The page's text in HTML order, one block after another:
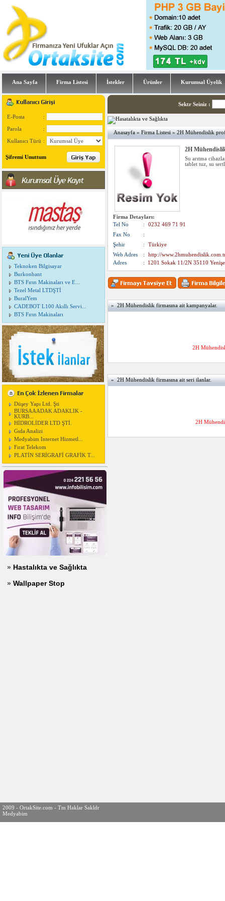
Ana Sayfa Firma Listesi İstekler Ürünler Kurumsal Üyelik
E-Posta :
Parola :
Kullanıcı Türü :
Şifremi Unuttum
Teknoken Bilgisayar
Burkonbant
BTS Fırın Makinaları ve E...
Tezel Metal LTDŞTİ
BuralYem
CADEBOT L100 Akıllı Servi...
BTS Fırın Makinaları
Düşey Yapı Ltd. Şti
BURSAAADAK ADAKLIK -
KURB...
HİDROLİDER LTD ŞTİ.
Gıda Analizi
Medyabim Internet Hizmetl...
Fırat Telekom
PLATİN SERİGRAFİ GRAFİK T...
» Hastalıkta ve Sağlıkta
» Wallpaper Stop
Sektr Seiniz :
Anasayfa»Firma Listesi» 2H Mühendislik
2H
Su arıtma
tablet tuz, su
Firma Detayları:
Tel No
:
0232 469 71 91
Fax No
:
Şehir
:
Türkiye
Web Adres
:
http://
Adres
: 1201 Sokak 11/2N 35110
» 2H Mühendislik firmasına ait kampanyalar.
2H
» 2H Mühendislik firmasına ait seri ilanlar.
2H
2009 - OrtakSite.com - Tm Haklar Sakldr
Medyabim